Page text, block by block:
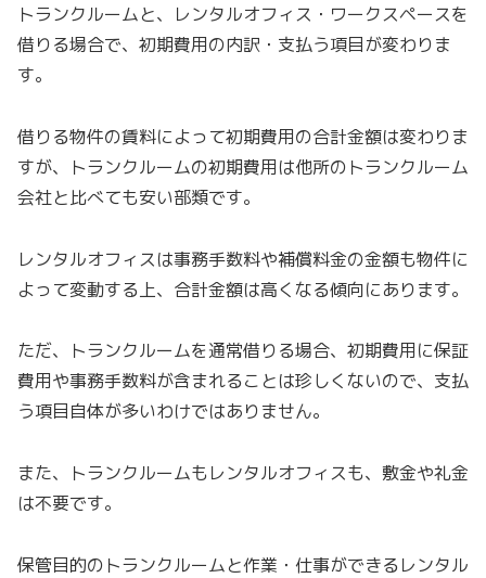
トランクルームと、レンタルオフィス・ワークスペースを
借りる場合で、初期費用の内訳・支払う項目が変わりま
す。
借りる物件の賃料によって初期費用の合計金額は変わりま
すが、トランクルームの初期費用は他所のトランクルーム
会社と比べても安い部類です。
レンタルオフィスは事務手数料や補償料金の金額も物件に
よって変動する上、合計金額は高くなる傾向にあります。
ただ、トランクルームを通常借りる場合、初期費用に保証
費用や事務手数料が含まれることは珍しくないので、支払
う項目自体が多いわけではありません。
また、トランクルームもレンタルオフィスも、敷金や礼金
は不要です。
保管目的のトランクルームと作業・仕事ができるレンタル